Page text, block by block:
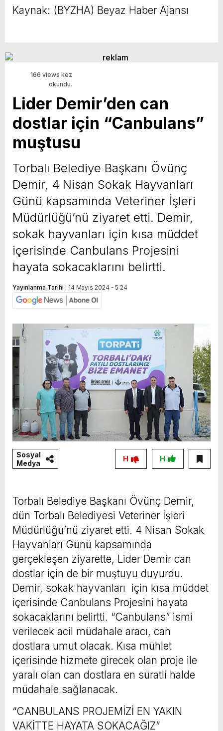
Kaynak: (BYZHA) Beyaz Haber Ajansı
166 views kez
okundu.
Lider Demir’den can
dostlar için “Canbulans”
muştusu
Torbalı Belediye Başkanı Övünç
Demir, 4 Nisan Sokak Hayvanları
Günü kapsamında Veteriner İşleri
Müdürlüğü’nü ziyaret etti. Demir,
sokak hayvanları için kısa müddet
içerisinde Canbulans Projesini
hayata sokacaklarını belirtti.
Yayınlanma Tarihi : 14 Mayıs 2024 - 5:24
Sosyal
Medya
H
H
Torbalı Belediye Başkanı Övünç Demir,
dün Torbalı Belediyesi Veteriner İşleri
Müdürlüğü’nü ziyaret etti. 4 Nisan Sokak
Hayvanları Günü kapsamında
gerçekleşen ziyarette, Lider Demir can
dostlar için de bir muştuyu duyurdu.
Demir, sokak hayvanları için kısa müddet
içerisinde Canbulans Projesini hayata
sokacaklarını belirtti. “Canbulans” ismi
verilecek acil müdahale aracı, can
dostlara umut olacak. Kısa mühlet
içerisinde hizmete girecek olan proje ile
yaralı olan can dostlara en süratli halde
müdahale sağlanacak.
“CANBULANS PROJEMİZİ EN YAKIN
VAKİTTE HAYATA SOKACAĞIZ”